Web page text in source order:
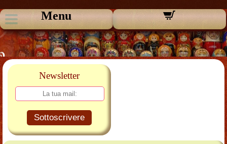
Menu
Newsletter
Sottoscrivere